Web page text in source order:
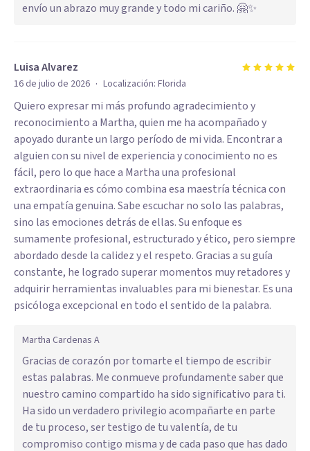
envío un abrazo muy grande y todo mi cariño. 🤗✨
Luisa Alvarez
16 de julio de 2026 · Localización: Florida
Quiero expresar mi más profundo agradecimiento y
reconocimiento a Martha, quien me ha acompañado y
apoyado durante un largo período de mi vida. Encontrar a
alguien con su nivel de experiencia y conocimiento no es
fácil, pero lo que hace a Martha una profesional
extraordinaria es cómo combina esa maestría técnica con
una empatía genuina. Sabe escuchar no solo las palabras,
sino las emociones detrás de ellas. Su enfoque es
sumamente profesional, estructurado y ético, pero siempre
abordado desde la calidez y el respeto. Gracias a su guía
constante, he logrado superar momentos muy retadores y
adquirir herramientas invaluables para mi bienestar. Es una
psicóloga excepcional en todo el sentido de la palabra.
Martha Cardenas A
Gracias de corazón por tomarte el tiempo de escribir
estas palabras. Me conmueve profundamente saber que
nuestro camino compartido ha sido significativo para ti.
Ha sido un verdadero privilegio acompañarte en parte
de tu proceso, ser testigo de tu valentía, de tu
compromiso contigo misma y de cada paso que has dado